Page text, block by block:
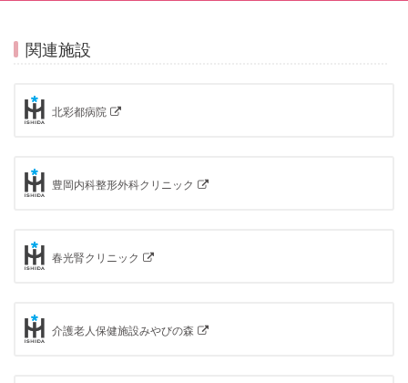
関連施設
北彩都病院
豊岡内科整形外科クリニック
春光腎クリニック
介護老人保健施設みやびの森